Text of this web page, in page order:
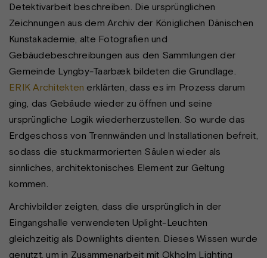
Detektivarbeit beschreiben. Die ursprünglichen
Zeichnungen aus dem Archiv der Königlichen Dänischen
Kunstakademie, alte Fotografien und
Gebäudebeschreibungen aus den Sammlungen der
Gemeinde Lyngby-Taarbæk bildeten die Grundlage.
ERIK Architekten erklärten, dass es im Prozess darum
ging, das Gebäude wieder zu öffnen und seine
ursprüngliche Logik wiederherzustellen. So wurde das
Erdgeschoss von Trennwänden und Installationen befreit,
sodass die stuckmarmorierten Säulen wieder als
sinnliches, architektonisches Element zur Geltung
kommen.
Archivbilder zeigten, dass die ursprünglich in der
Eingangshalle verwendeten Uplight-Leuchten
gleichzeitig als Downlights dienten. Dieses Wissen wurde
genutzt, um in Zusammenarbeit mit Okholm Lighting